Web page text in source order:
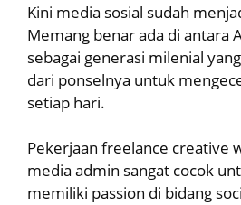
Kini media sosial sudah
Memang benar ada di antara
sebagai generasi milenial
dari ponselnya untuk
setiap hari.
Pekerjaan freelance creative
media admin sangat cocok
memiliki passion di bidang